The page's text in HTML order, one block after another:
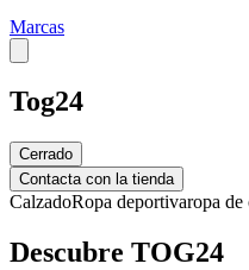
Marcas
Tog24
Cerrado
Contacta con la tienda
CalzadoRopa deportivaropa de
Descubre TOG24